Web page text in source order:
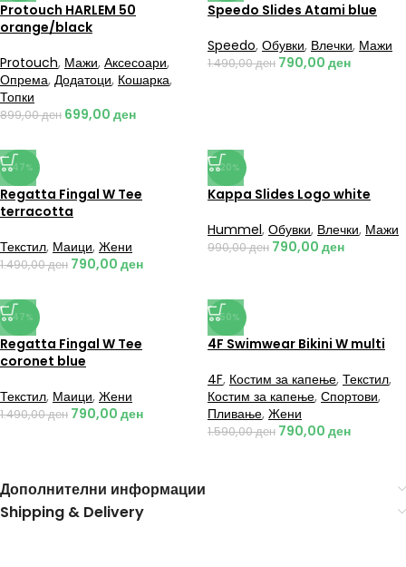
Protouch HARLEM 50
orange/black
Protouch, Мажи, Аксесоари,
Опрема, Додатоци, Кошарка,
Топки
899,00ден 699,00 ден
Speedo Slides Atami blue
Speedo, Обувки, Влечки, Мажи
1.490,00ден 790,00 ден
-47%
Regatta Fingal W Tee
terracotta
Текстил, Маици, Жени
1.490,00ден 790,00 ден
-20%
Kappa Slides Logo white
Hummel, Обувки, Влечки, Мажи
990,00ден 790,00 ден
-47%
Regatta Fingal W Tee
coronet blue
Текстил, Маици, Жени
1.490,00ден 790,00 ден
-50%
4F Swimwear Bikini W multi
4F, Костим за капење, Текстил,
Костим за капење, Спортови,
Пливање, Жени
1.590,00ден 790,00 ден
Дополнителни информации
Shipping & Delivery